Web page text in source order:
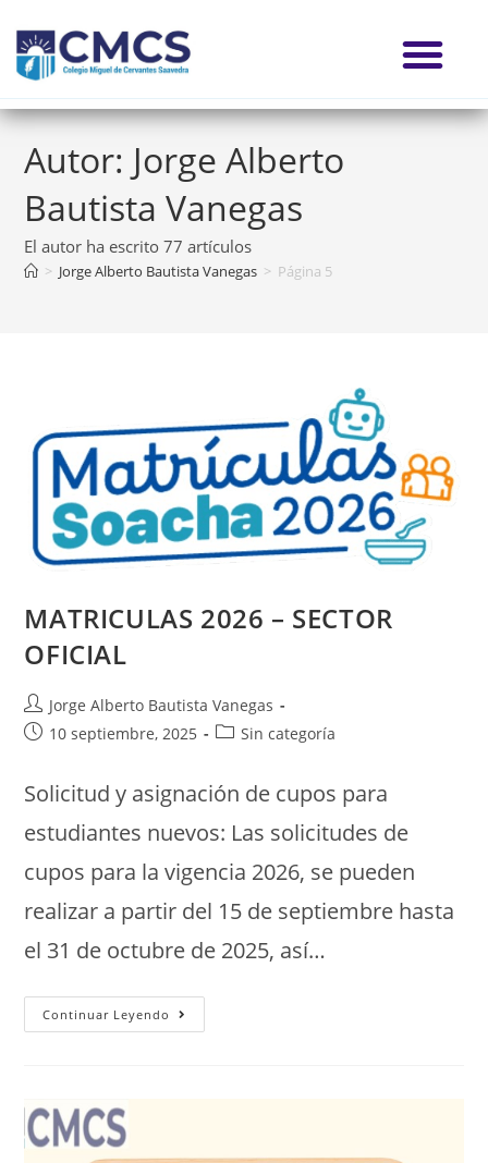
Autor: Jorge Alberto
Bautista Vanegas
El autor ha escrito 77 artículos
> Jorge Alberto Bautista Vanegas > Página 5
MATRICULAS 2026 – SECTOR
OFICIAL
Jorge Alberto Bautista Vanegas
10 septiembre, 2025
Sin categoría
Solicitud y asignación de cupos para
estudiantes nuevos: Las solicitudes de
cupos para la vigencia 2026, se pueden
realizar a partir del 15 de septiembre hasta
el 31 de octubre de 2025, así…
Continuar Leyendo